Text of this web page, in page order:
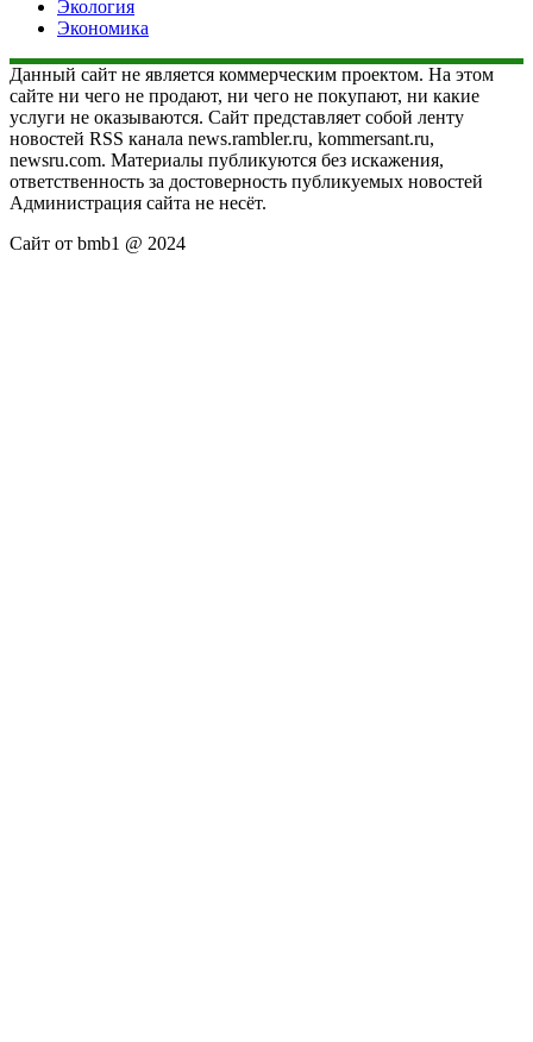
Экология
Экономика
Данный сайт не является коммерческим проектом. На этом
сайте ни чего не продают, ни чего не покупают, ни какие
услуги не оказываются. Сайт представляет собой ленту
новостей RSS канала news.rambler.ru, kommersant.ru,
newsru.com. Материалы публикуются без искажения,
ответственность за достоверность публикуемых новостей
Администрация сайта не несёт.
Сайт от bmb1 @ 2024